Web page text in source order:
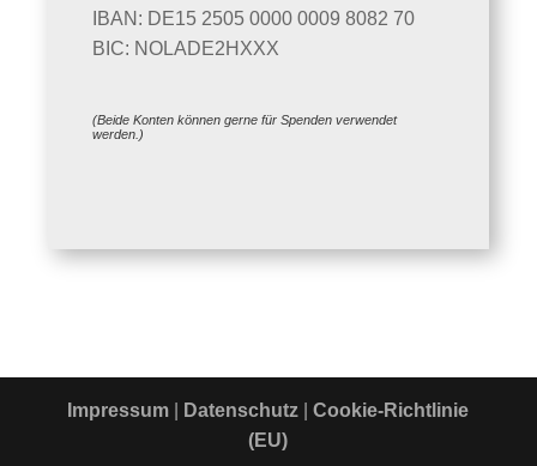
IBAN: DE15 2505 0000 0009 8082 70
BIC: NOLADE2HXXX
(Beide Konten können gerne für Spenden verwendet
werden.)
Impressum Datenschutz |Cookie-Richtlinie
(EU)